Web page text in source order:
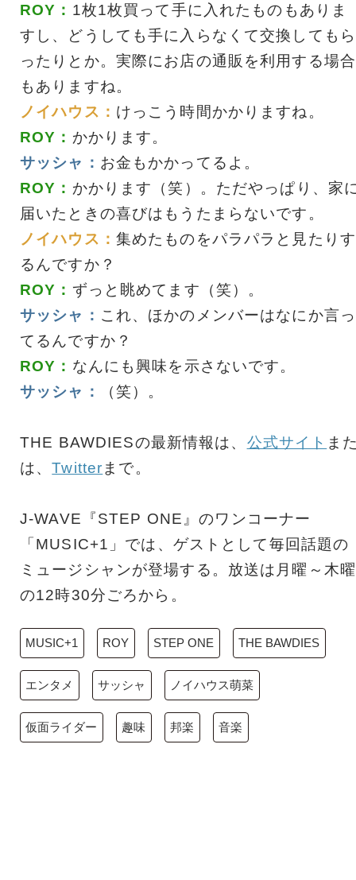
ROY： 1枚1枚買って手に入れたものもありま
すし、どうしても手に入らなくて交換してもら
ったりとか。実際にお店の通販を利用する場合
もありますね。
ノイハウス： けっこう時間かかりますね。
ROY： かかります。
サッシャ： お金もかかってるよ。
ROY： かかります（笑）。ただやっぱり、家
届いたときの喜びはもうたまらないです。
ノイハウス： 集めたものをパラパラと見たりす
るんですか？
ROY： ずっと眺めてます（笑）。
サッシャ： これ、ほかのメンバーはなにか言っ
てるんですか？
ROY： なんにも興味を示さないです。
サッシャ：
（笑）。
THE BAWDIESの最新情報は、 公式サイト ま
は、Twitter まで。
J-WAVE『STEP ONE』のワンコーナー
「MUSIC+1」では、ゲストとして毎回話題の
ミュージシャンが登場する。放送は月曜～木曜
の12時30分ごろから。
MUSIC+1 ROY STEP ONE THE BAWDIES
エンタメ サッシャ ノイハウス萌菜
仮面ライダー 趣味 邦楽 音楽